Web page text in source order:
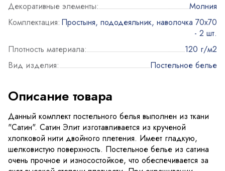
Декоративные элементы:
Молния
Комплектация: Простыня, пододеяльник, наволочка 70х70
- 2 шт.
Плотность материала:
120 г/м2
Вид изделия:
Постельное белье
Описание товара
Данный комплект постельного белья выполнен из ткани
"Сатин". Сатин Элит изготавливается из крученой
хлопковой нити двойного плетения. Имеет гладкую,
шелковистую поверхность. Постельное белье из сатина
очень прочное и износостойкое, что обеспечивается за